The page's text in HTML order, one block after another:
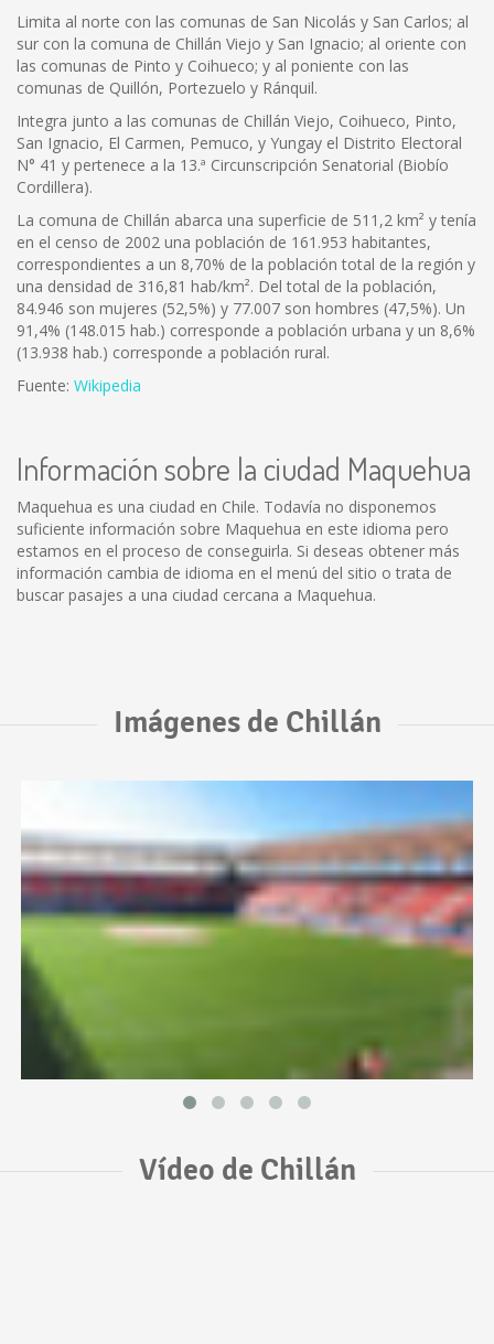
Limita al norte con las comunas de San Nicolás y San Carlos; al
sur con la comuna de Chillán Viejo y San Ignacio; al oriente con
las comunas de Pinto y Coihueco; y al poniente con las
comunas de Quillón, Portezuelo y Ránquil.
Integra junto a las comunas de Chillán Viejo, Coihueco, Pinto,
San Ignacio, El Carmen, Pemuco, y Yungay el Distrito Electoral
N° 41 y pertenece a la 13.ª Circunscripción Senatorial (Biobío
Cordillera).
La comuna de Chillán abarca una superficie de 511,2 km² y tenía
en el censo de 2002 una población de 161.953 habitantes,
correspondientes a un 8,70% de la población total de la región y
una densidad de 316,81 hab/km². Del total de la población,
84.946 son mujeres (52,5%) y 77.007 son hombres (47,5%). Un
91,4% (148.015 hab.) corresponde a población urbana y un 8,6%
(13.938 hab.) corresponde a población rural.
Fuente: Wikipedia
Información sobre la ciudad Maquehua
Maquehua es una ciudad en Chile. Todavía no disponemos
suficiente información sobre Maquehua en este idioma pero
estamos en el proceso de conseguirla. Si deseas obtener más
información cambia de idioma en el menú del sitio o trata de
buscar pasajes a una ciudad cercana a Maquehua.
Imágenes de Chillán
Vídeo de Chillán